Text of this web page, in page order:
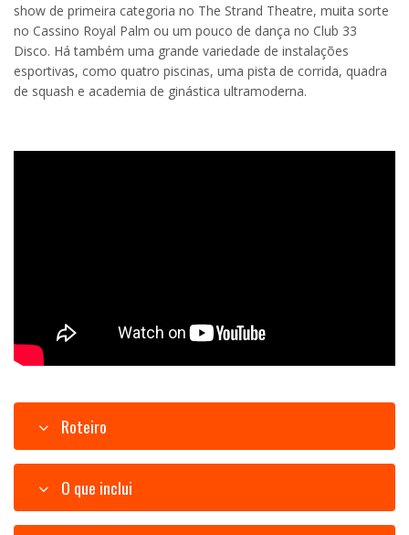
show de primeira categoria no The Strand Theatre, muita sorte
no Cassino Royal Palm ou um pouco de dança no Club 33
Disco. Há também uma grande variedade de instalações
esportivas, como quatro piscinas, uma pista de corrida, quadra
de squash e academia de ginástica ultramoderna.
Roteiro
O que inclui